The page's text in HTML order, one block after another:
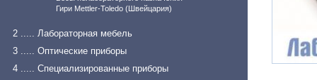
Гири Mettler-Toledo (Швейцария)
2 ..... Лабораторная мебель
3 ..... Оптические приборы
4 ..... Специализированные приборы